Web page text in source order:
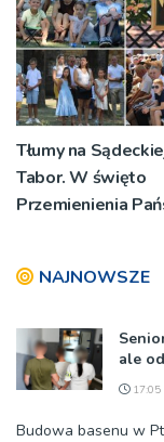
Tłumy na
Tabor. W święto
Przemienienia
[ZDJĘCIA]
NAJNOWSZE
ale
17:05
Budowa basenu w